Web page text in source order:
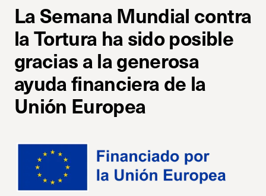
La Semana Mundial contra
la Tortura ha sido posible
gracias a la generosa
ayuda financiera de la
Unión Europea